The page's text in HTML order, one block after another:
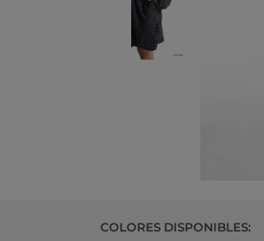
COLORES DISPONIBLES: